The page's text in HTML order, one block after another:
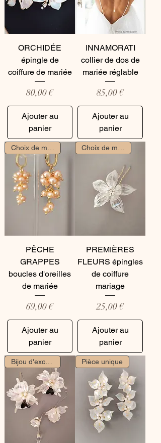
ORCHIDÉE
épingle de
coiffure de mariée
Prix
80,00 €
Ajouter au
panier
INNAMORATI
collier de dos de
mariée réglable
Prix
85,00 €
Ajouter au
panier
PÊCHE
GRAPPES
boucles d'oreilles
de mariée
Prix
69,00 €
Ajouter au
panier
PREMIÈRES
FLEURS épingles
de coiffure
mariage
Prix
25,00 €
Ajouter au
panier
Pièce unique